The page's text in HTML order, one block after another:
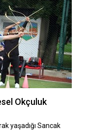
Okçuluk
yaşadığı Sancak